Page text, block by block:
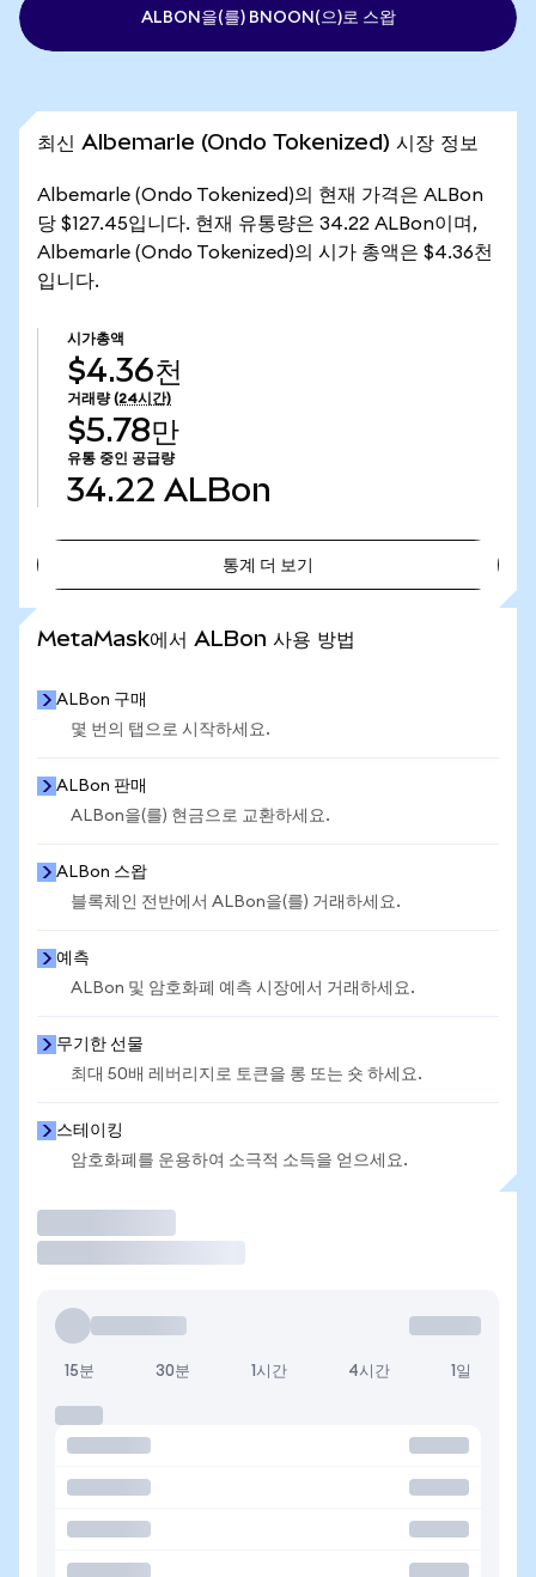
ALBON을(를) BNOON(으)로 스왑
최신 Albemarle (Ondo Tokenized) 시장 정보
Albemarle (Ondo Tokenized)의 현재 가격은 ALBon
당 $127.45입니다. 현재 유통량은 34.22 ALBon이며,
Albemarle (Ondo Tokenized)의 시가 총액은 $4.36천
입니다.
시가총액
$4.36천
거래량 (24시간)
$5.78만
유통 중인 공급량
34.22 ALBon
통계 더 보기
MetaMask에서 ALBon 사용 방법
ALBon 구매
몇 번의 탭으로 시작하세요.
ALBon 판매
ALBon을(를) 현금으로 교환하세요.
ALBon 스왑
블록체인 전반에서 ALBon을(를) 거래하세요.
예측
ALBon 및 암호화폐 예측 시장에서 거래하세요.
무기한 선물
최대 50배 레버리지로 토큰을 롱 또는 숏 하세요.
스테이킹
암호화폐를 운용하여 소극적 소득을 얻으세요.
15분 30분 1시간 4시간 1일